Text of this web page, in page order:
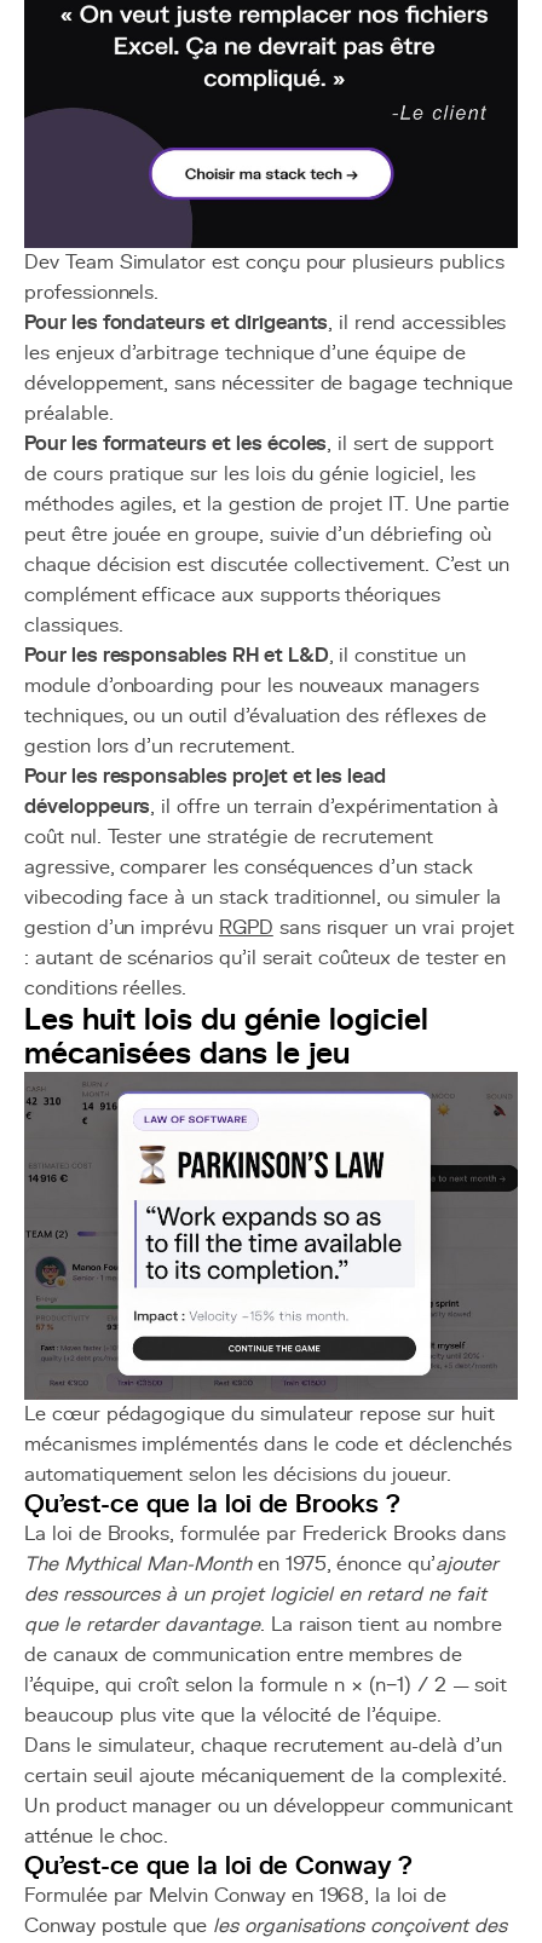
Dev Team Simulator est conçu pour plusieurs publics
professionnels.
Pour les fondateurs et dirigeants, il rend accessibles
les enjeux d'arbitrage technique d'une équipe de
développement, sans nécessiter de bagage technique
préalable.
Pour les formateurs et les écoles, il sert de support
de cours pratique sur les lois du génie logiciel, les
méthodes agiles, et la gestion de projet IT. Une partie
peut être jouée en groupe, suivie d'un débriefing où
chaque décision est discutée collectivement. C'est un
complément efficace aux supports théoriques
classiques.
Pour les responsables RH et L&D, il constitue un
module d'onboarding pour les nouveaux managers
techniques, ou un outil d'évaluation des réflexes de
gestion lors d'un recrutement.
Pour les responsables projet et les lead
développeurs, il offre un terrain d'expérimentation à
coût nul. Tester une stratégie de recrutement
agressive, comparer les conséquences d'un stack
vibecoding face à un stack traditionnel, ou simuler la
gestion d'un imprévu RGPD sans risquer un vrai projet
: autant de scénarios qu'il serait coûteux de tester en
conditions réelles.
Les huit lois du génie logiciel
mécanisées dans le jeu
Le cœur pédagogique du simulateur repose sur huit
mécanismes implémentés dans le code et déclenchés
automatiquement selon les décisions du joueur.
Qu'est-ce que la loi de Brooks ?
La loi de Brooks, formulée par Frederick Brooks dans
The Mythical Man-Monthen 1975, énonce qu'ajouter
des ressources à un projet logiciel en retard ne fait
que le retarder davantage. La raison tient au nombre
de canaux de communication entre membres de
l'équipe, qui croît selon la formule n × (n−1) / 2 — soit
beaucoup plus vite que la vélocité de l'équipe.
Dans le simulateur, chaque recrutement au-delà d'un
certain seuil ajoute mécaniquement de la complexité.
Un product manager ou un développeur communicant
atténue le choc.
Qu'est-ce que la loi de Conway ?
Formulée par Melvin Conway en 1968, la loi de
Conway postule que les organisations conçoivent des